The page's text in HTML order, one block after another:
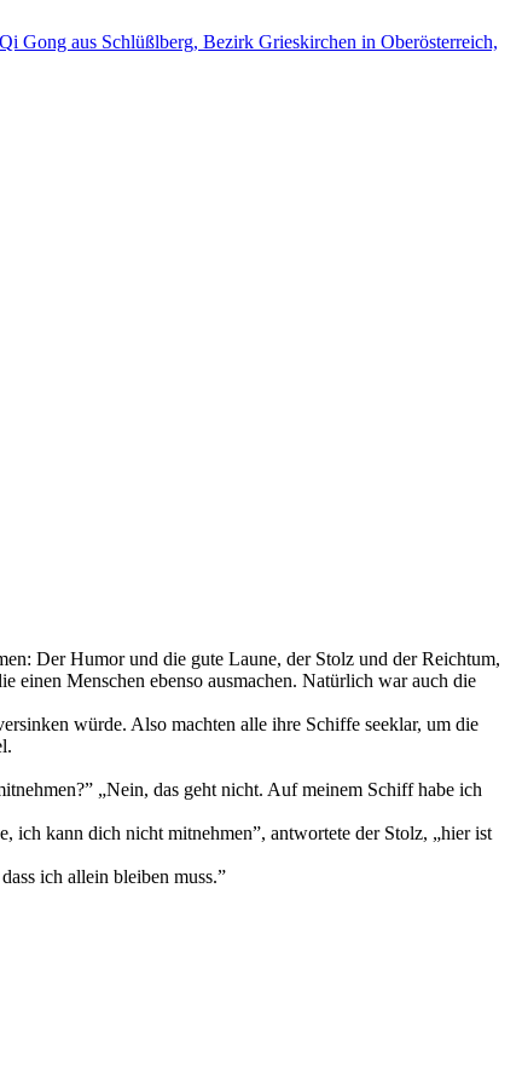
Der Humor und die gute Laune, der Stolz und der Reichtum,
einen Menschen ebenso ausmachen. Natürlich war auch die
würde. Also machten alle ihre Schiffe seeklar, um die
„Nein, das geht nicht. Auf meinem Schiff habe ich
ich kann dich nicht mitnehmen”, antwortete der Stolz, „hier ist
ich allein bleiben muss.”